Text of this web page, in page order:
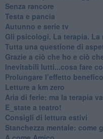
​Senza rancore
​Testa e pancia
​Autunno e serie tv
​Gli psicologi. La terapia.
​Tutta una questione di
​Grazie a ciò che ho e ciò
​Inevitabili lutti...cosa fare
Prolungare l’effetto
​Letture a km zero
​Aria di ferie: ma la terapia
​E_state a teatro!
​Consigli di lettura estivi
​Stanchezza mentale: come